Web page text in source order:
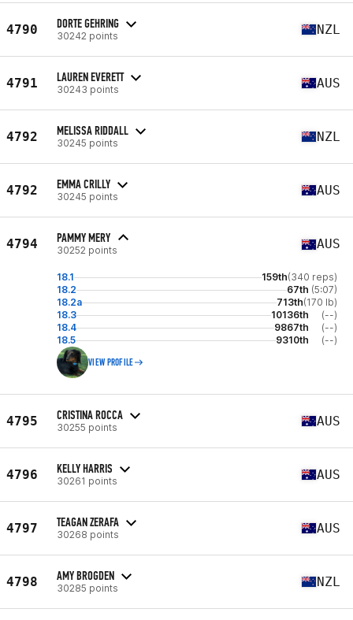
4790 DORTE GEHRING
30242 points NZL
4791 LAUREN EVERETT
30243 points AUS
4792 MELISSA RIDDALL
30245 points NZL
4792 EMMA CRILLY
30245 points AUS
4794 PAMMY MERY
30252 points AUS
18.1 159th(340 reps)
18.2
67th (5:07)
18.2a
713th(170 lb)
18.3
10136th
(--)
18.4
9867th
(--)
18.5
9310th (--)
VIEW PROFILE
4795 CRISTINA ROCCA
30255 points AUS
4796 KELLY HARRIS
30261 points AUS
4797 TEAGAN ZERAFA
30268 points AUS
4798 AMY BROGDEN
30285 points NZL